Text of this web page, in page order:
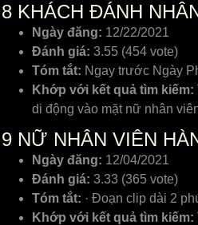
8 KHÁCH ĐÁNH
Ngày đăng: 12/22/2021
Đánh giá: 3.55 (454 vote)
Tóm tắt: Ngay trước Ngày
Khớp với kết quả tìm kiếm:
di động vào mặt nữ nhân
9 NỮ NHÂN VIÊN
Ngày đăng: 12/04/2021
Đánh giá: 3.33 (365 vote)
Tóm tắt: · Đoạn clip dài 2
Khớp với kết quả tìm kiếm: